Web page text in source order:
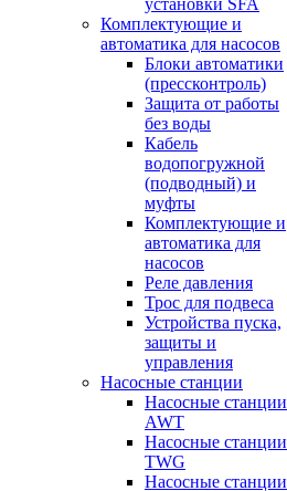
установки SFA
Комплектующие и
автоматика для насосов
Блоки автоматики
(прессконтроль)
Защита от работы
без воды
Кабель
водопогружной
(подводный) и
муфты
Комплектующие и
автоматика для
насосов
Реле давления
Трос для подвеса
Устройства пуска,
защиты и
управления
Насосные станции
Насосные станции
AWT
Насосные станции
TWG
Насосные станции